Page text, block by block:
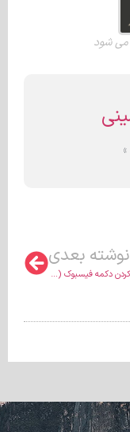
نوشته بعدی
آموزش اضافه کردن دکمه فیسبوک (مسنجر) در المنتور